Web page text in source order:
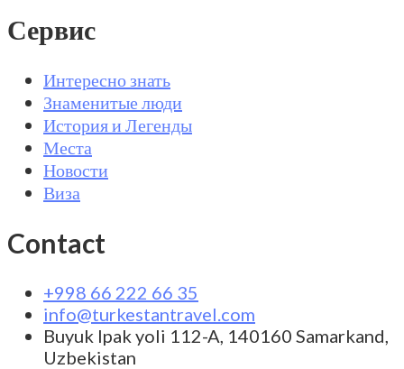
Сервис
Интересно знать
Знаменитые люди
История и Легенды
Места
Новости
Виза
Contact
+998 66 222 66 35
info@turkestantravel.com
Buyuk Ipak yoli 112-A, 140160 Samarkand,
Uzbekistan